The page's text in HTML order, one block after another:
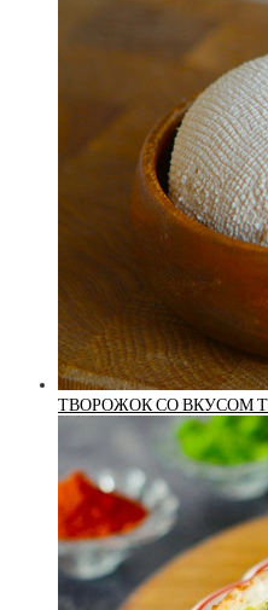
ТВОРОЖОК СО ВКУСОМ